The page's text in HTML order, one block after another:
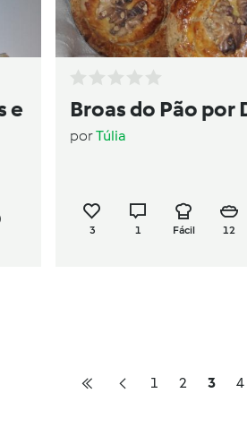
e
Broas do Pão por
porTúlia
3 1 Fácil 12
1 2 3 4